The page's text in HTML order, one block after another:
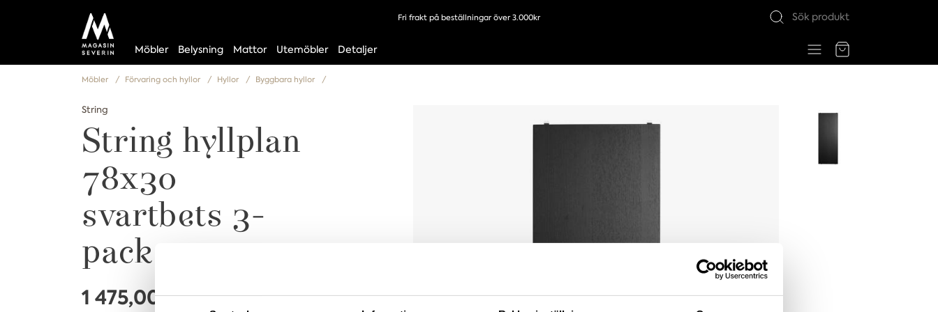
Fri frakt på beställningar över 3.000kr
Möbler Belysning Mattor Utemöbler Detaljer
Möbler Förvaring och hyllor Hyllor Byggbara hyllor
String
String hyllplan
78x30
svartbets 3-
pack
1 475,00 kr